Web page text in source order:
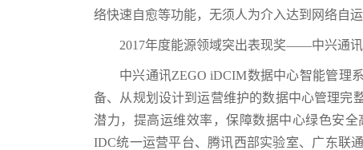
络快速自愈等功能，无须人为介入达到网络自
2017年度能源领域突出表现奖——中兴通
中兴通讯ZEGO iDCIM数据中心智能管理
备、从规划设计到运营维护的数据中心管理完
潜力，提高运维效率，保障数据中心绿色安
IDC统一运营平台、腾讯西部实验室、广东联